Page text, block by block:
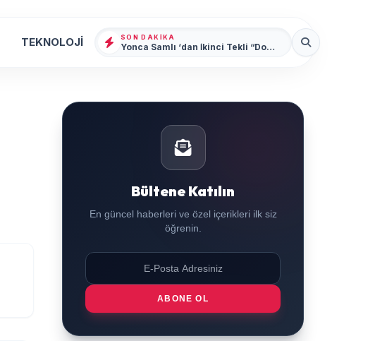
TEKNOLOJİ SON DAKIKA
Yonca Samlı ‘dan İkinci Tekli “Donacaksın Sevgilim “ yayımlandı
Bültene Katılın
En güncel haberleri ve özel içerikleri ilk siz
öğrenin.
ABONE OL